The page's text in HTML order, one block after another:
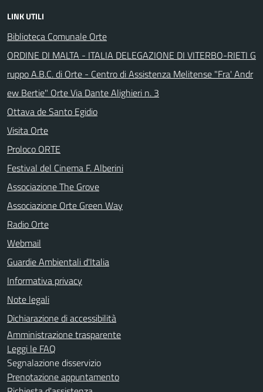
LINK UTILI
Biblioteca Comunale Orte
ORDINE DI MALTA - ITALIA DELEGAZIONE DI VITERBO-RIETI G
ruppo A.B.C. di Orte - Centro di Assistenza Melitense "Fra' Andr
ew Bertie" Orte Via Dante Alighieri n. 3
Ottava de Santo Egidio
Visita Orte
Proloco ORTE
Festival del Cinema F. Alberini
Associazione The Grove
Associazione Orte Green Way
Radio Orte
Webmail
Guardie Ambientali d'Italia
Informativa privacy
Note legali
Dichiarazione di accessibilità
Amministrazione trasparente
Leggi le FAQ
Segnalazione disservizio
Prenotazione appuntamento